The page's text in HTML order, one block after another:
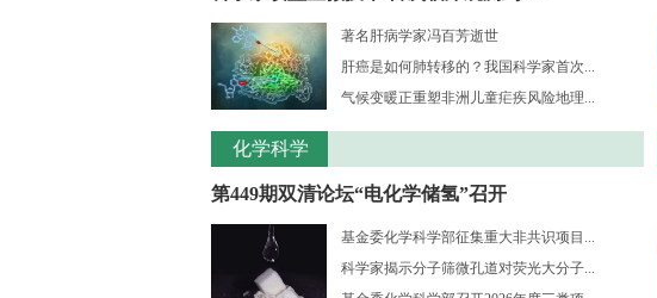
著名肝病学家冯百芳逝世
肝癌是如何肺转移的？我国科学家首次...
气候变暖正重塑非洲儿童疟疾风险地理...
化学科学
第449期双清论坛“电化学储氢”召开
基金委化学科学部征集重大非共识项目...
科学家揭示分子筛微孔道对荧光大分子...